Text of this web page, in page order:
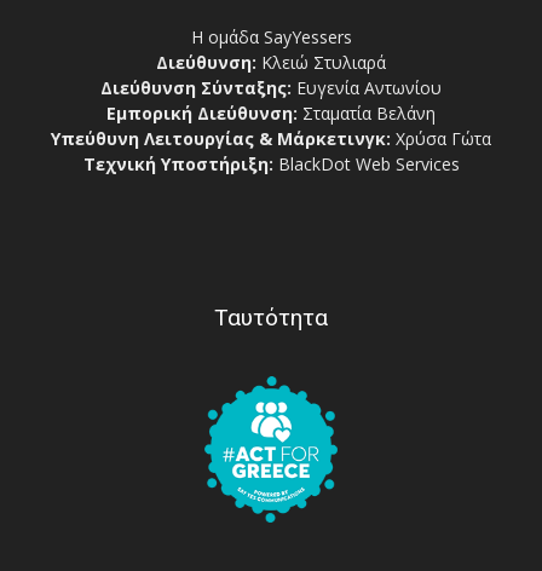
Η ομάδα SayYessers
Διεύθυνση: Κλειώ Στυλιαρά
Διεύθυνση Σύνταξης: Ευγενία Αντωνίου
Εμπορική Διεύθυνση: Σταματία Βελάνη
Υπεύθυνη Λειτουργίας & Μάρκετινγκ: Χρύσα Γώτα
Τεχνική Υποστήριξη: BlackDot Web Services
Ταυτότητα